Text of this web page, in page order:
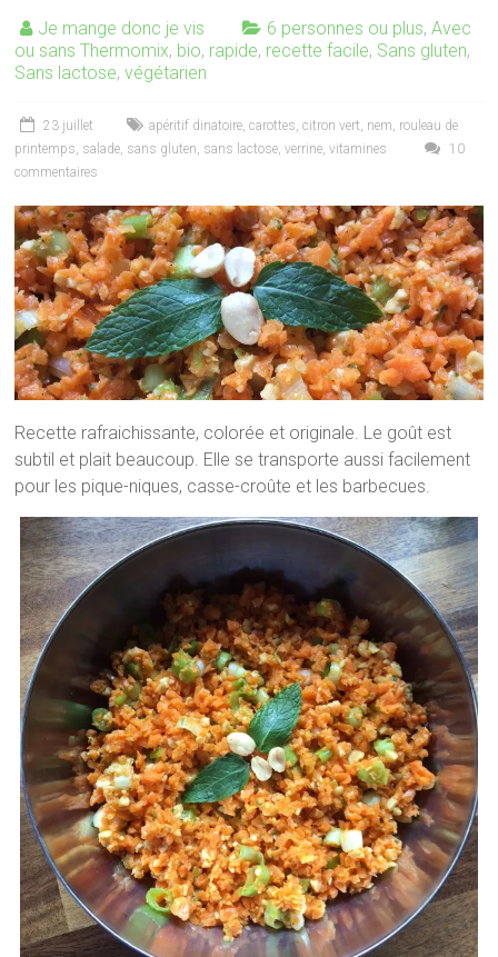
Je mange donc je vis 6 personnes ou plus,Avec
ou sans Thermomix, bio, rapide, recette facile, Sans gluten,
Sans lactose,végétarien
23 juillet apéritif dinatoire ,carottes ,citron vert nem rouleau de
printemps salade sans gluten sans lactose ,verrine ,vitamines
10
commentaires
Recette rafraichissante, colorée et originale. Le goût est
subtil et plait beaucoup. Elle se transporte aussi facilement
pour les pique-niques, casse-croûte et les barbecues.